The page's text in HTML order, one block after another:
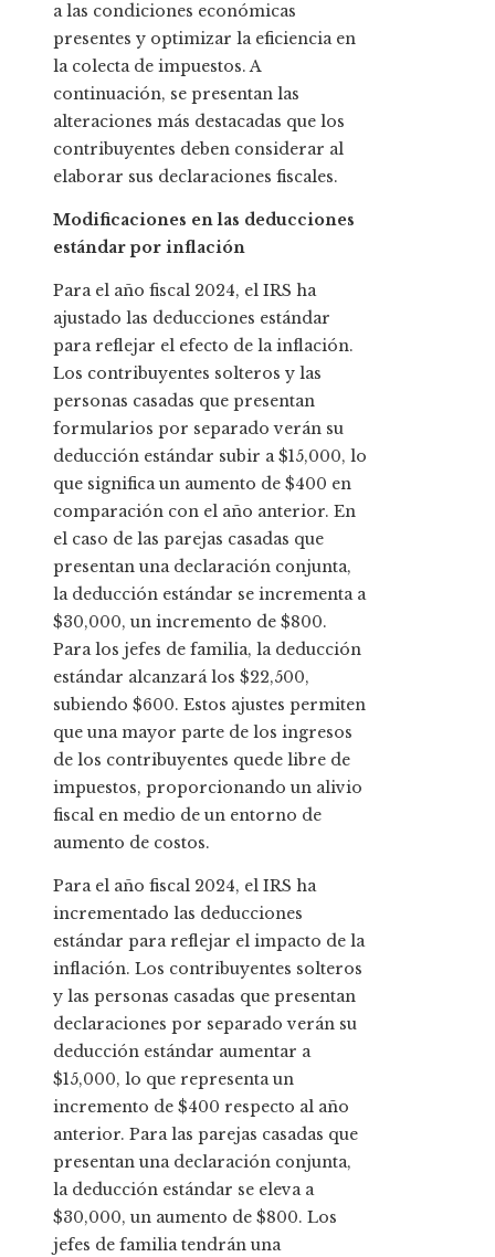
a las condiciones económicas
presentes y optimizar la eficiencia en
la colecta de impuestos. A
continuación, se presentan las
alteraciones más destacadas que los
contribuyentes deben considerar al
elaborar sus declaraciones fiscales.
Modificaciones en las deducciones
estándar por inflación
Para el año fiscal 2024, el IRS ha
ajustado las deducciones estándar
para reflejar el efecto de la inflación.
Los contribuyentes solteros y las
personas casadas que presentan
formularios por separado verán su
deducción estándar subir a $15,000, lo
que significa un aumento de $400 en
comparación con el año anterior. En
el caso de las parejas casadas que
presentan una declaración conjunta,
la deducción estándar se incrementa a
$30,000, un incremento de $800.
Para los jefes de familia, la deducción
estándar alcanzará los $22,500,
subiendo $600. Estos ajustes permiten
que una mayor parte de los ingresos
de los contribuyentes quede libre de
impuestos, proporcionando un alivio
fiscal en medio de un entorno de
aumento de costos.
Para el año fiscal 2024, el IRS ha
incrementado las deducciones
estándar para reflejar el impacto de la
inflación. Los contribuyentes solteros
y las personas casadas que presentan
declaraciones por separado verán su
deducción estándar aumentar a
$15,000, lo que representa un
incremento de $400 respecto al año
anterior. Para las parejas casadas que
presentan una declaración conjunta,
la deducción estándar se eleva a
$30,000, un aumento de $800. Los
jefes de familia tendrán una